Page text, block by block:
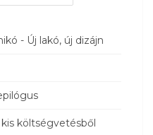
- Új lakó, új dizájn
költségvetésből